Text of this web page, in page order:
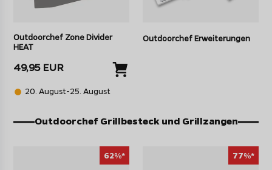
Outdoorchef Zone Divider
HEAT
49,95 EUR
20. August-25. August
Outdoorchef Erweiterungen
Outdoorchef Grillbesteck und Grillzangen
62%* 77%*